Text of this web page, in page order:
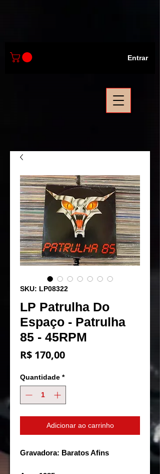
Entrar
SKU: LP08322
LP Patrulha Do
Espaço - Patrulha
85 - 45RPM
R$ 170,00Preço
Quantidade *
Adicionar ao carrinho
Gravadora: Baratos Afins